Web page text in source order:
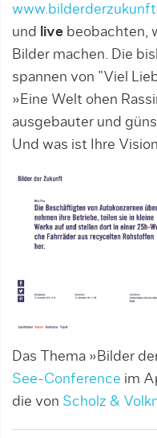
und
live beobachten,
Bilder machen. Die
spannen von ”Viel
»Eine Welt ohen
ausgebauter und
Und was ist Ihre
Das Thema »Bilder
See-Conference im
die von Scholz &